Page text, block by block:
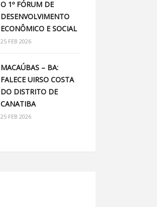
O 1º FÓRUM DE
DESENVOLVIMENTO
ECONÔMICO E SOCIAL
25 FEB 2026
MACAÚBAS – BA:
FALECE UIRSO COSTA
DO DISTRITO DE
CANATIBA
25 FEB 2026